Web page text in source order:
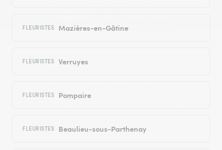
FLEURISTES Mazières-en-Gâtine
FLEURISTES Verruyes
FLEURISTES Pompaire
FLEURISTES Beaulieu-sous-Parthenay